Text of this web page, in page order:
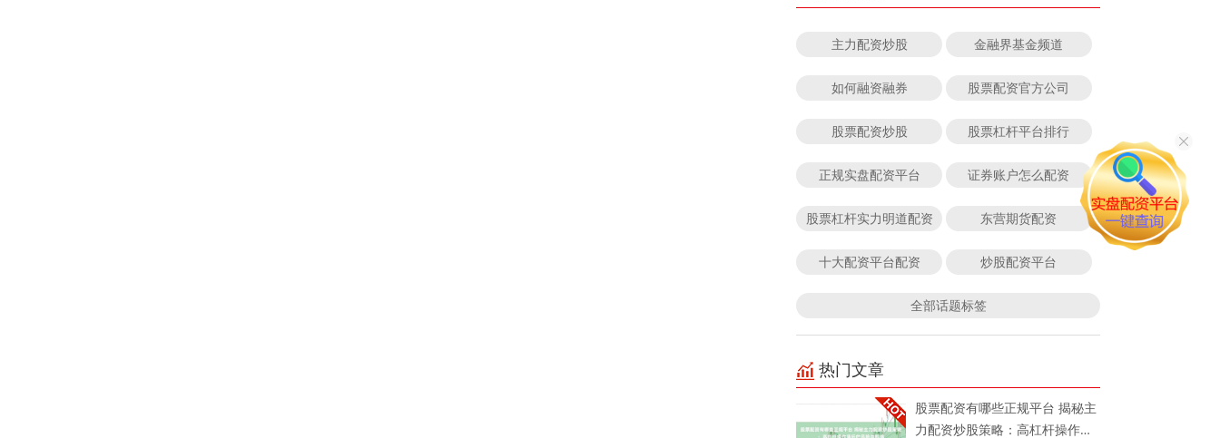
主力配资炒股 金融界基金频道
如何融资融券 股票配资官方公司
股票配资炒股 股票杠杆平台排行
正规实盘配资平台 证券账户怎么配资
股票杠杆实力明道配资 东营期货配资
十大配资平台配资 炒股配资平台
全部话题标签
热门文章
股票配资有哪些正规平台 揭秘主
力配资炒股策略：高杠杆操作背